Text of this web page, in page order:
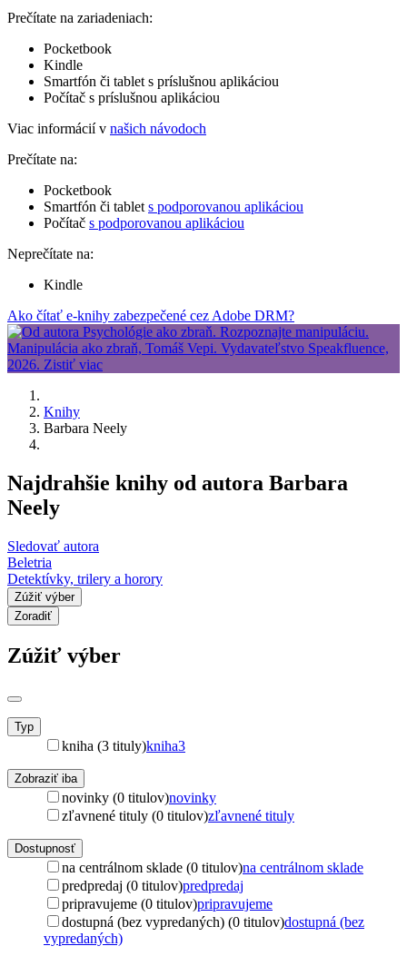
Prečítate na zariadeniach:
Pocketbook
Kindle
Smartfón či tablet s príslušnou aplikáciou
Počítač s príslušnou aplikáciou
Viac informácií v našich návodoch
Prečítate na:
Pocketbook
Smartfón či tablet s podporovanou aplikáciou
Počítač s podporovanou aplikáciou
Neprečítate na:
Kindle
Ako čítať e-knihy zabezpečené cez Adobe DRM?
Knihy
Barbara Neely
Najdrahšie knihy od autora Barbara
Neely
Sledovať autora
Beletria
Detektívky, trilery a horory
Zúžiť výber
Zoradiť
Zúžiť výber
Typ
kniha (3 tituly)kniha3
Zobraziť iba
novinky (0 titulov)novinky
zľavnené tituly (0 titulov)zľavnené tituly
Dostupnosť
na centrálnom sklade (0 titulov)na centrálnom sklade
predpredaj (0 titulov)predpredaj
pripravujeme (0 titulov)pripravujeme
dostupná (bez vypredaných) (0 titulov)dostupná (bez
vypredaných)